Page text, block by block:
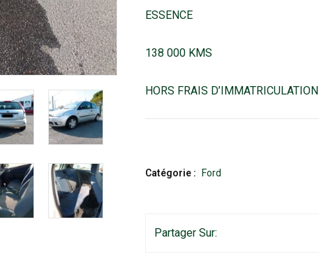
ESSENCE
138 000 KMS
HORS FRAIS D’IMMATRICULATION
Catégorie : Ford
Partager Sur: